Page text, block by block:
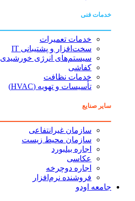
خدمات فنی
خدمات تعمیرات
سخت‌افزار و پشتیبانی IT
سیستم‌های انرژی خورشیدی
کفاشی
خدمات نظافت
تأسیسات و تهویه (HVAC)
سایر صنایع
سازمان غیرانتفاعی
سازمان محیط زیست
اجاره بیلبورد
عکاسی
اجاره دوچرخه
فروشنده نرم‌افزار
جامعه اودو